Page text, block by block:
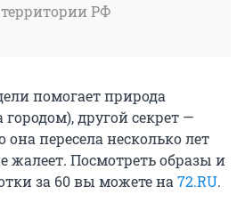
РФ
помогает природа
другой секрет —
она пересела несколько лет
жалеет. Посмотреть образы и
за 60 вы можете на 72.RU.